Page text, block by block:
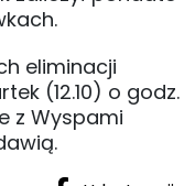
eliminacji
(12.10) o godz.
z Wyspami